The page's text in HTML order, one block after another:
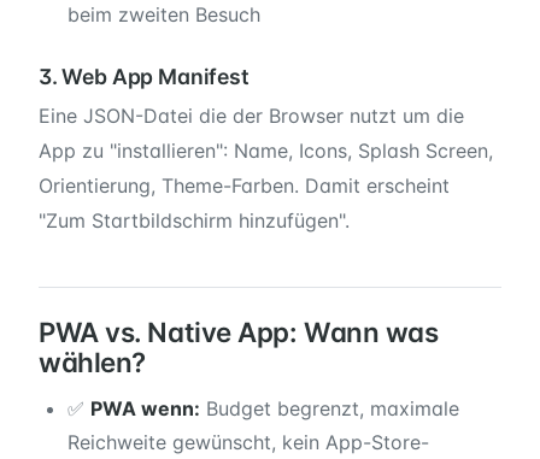
beim zweiten Besuch
3. Web App Manifest
Eine JSON-Datei die der Browser nutzt um die
App zu "installieren": Name, Icons, Splash Screen,
Orientierung, Theme-Farben. Damit erscheint
"Zum Startbildschirm hinzufügen".
PWA vs. Native App: Wann was
wählen?
✅ PWA wenn: Budget begrenzt, maximale
Reichweite gewünscht, kein App-Store-